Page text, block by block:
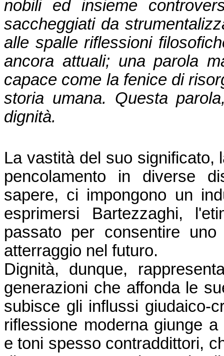
nobili ed insieme
saccheggiati da
alle spalle riflessioni
ancora attuali; una parola
capace come la fenice di
storia umana. Questa
dignità.
La vastità del suo significato,
pencolamento in diverse
sapere, ci impongono un
esprimersi Bartezzaghi,
passato per consentire
atterraggio nel futuro.
Dignità, dunque,
generazioni che affonda le
subisce gli influssi giudaico-
riflessione moderna giunge
e toni spesso contraddittori,